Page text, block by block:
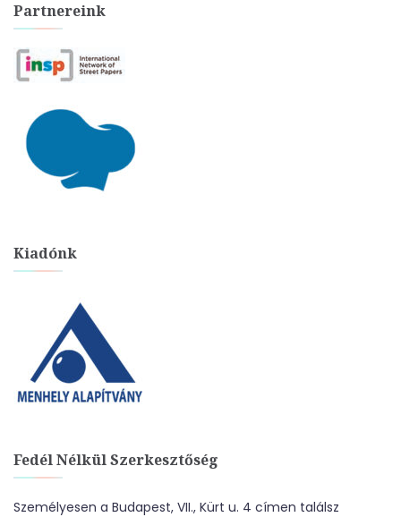
Partnereink
Kiadónk
Fedél Nélkül Szerkesztőség
Személyesen a Budapest, VII., Kürt u. 4 címen találsz